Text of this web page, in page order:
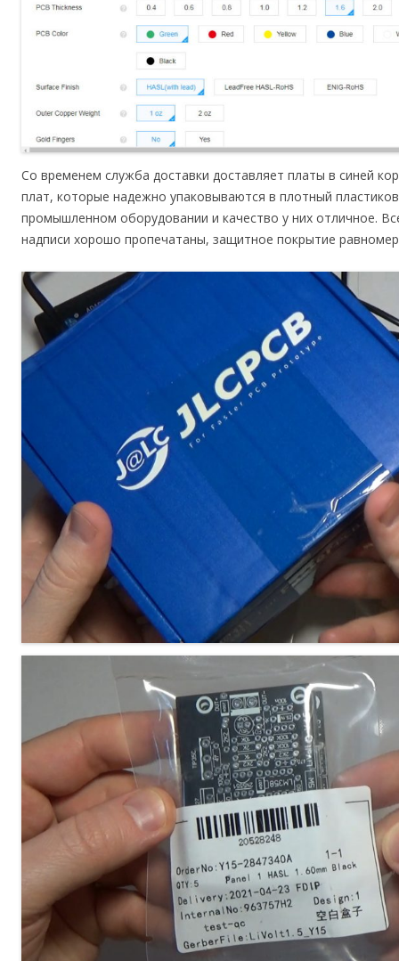
Со временем служба доставки доставляет платы в синей
плат, которые надежно упаковываются в плотный
промышленном оборудовании и качество у них отличное.
надписи хорошо пропечатаны, защитное покрытие